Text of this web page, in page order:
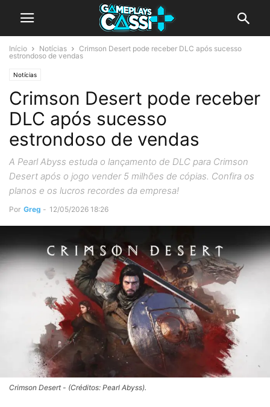
Início Notícias
Crimson Desert pode receber DLC após sucesso
estrondoso de vendas
Notícias
Crimson Desert pode receber
DLC após sucesso
estrondoso de vendas
A Pearl Abyss estuda o lançamento de DLC para Crimson
Desert após o jogo vender 5 milhões de cópias. Confira os
planos e os lucros recordes da empresa!
Por Greg - 12/05/2026 18:26
Crimson Desert - (Créditos: Pearl Abyss).